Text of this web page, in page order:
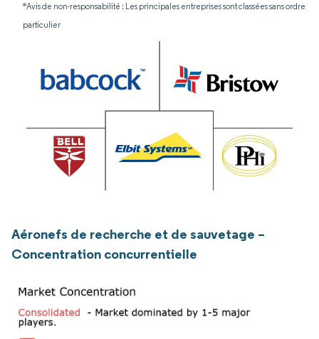
*Avis de non-responsabilité : Les principales entreprises sont classées sans ordre
particulier
Aéronefs de recherche et de sauvetage –
Concentration concurrentielle